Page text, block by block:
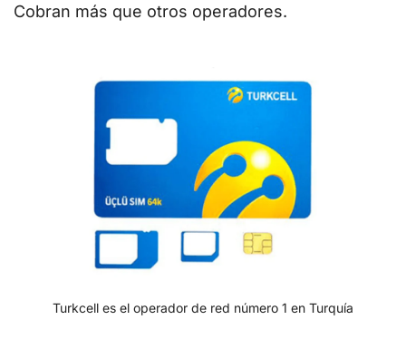
Cobran más que otros operadores.
Turkcell es el operador de red número 1 en Turquía